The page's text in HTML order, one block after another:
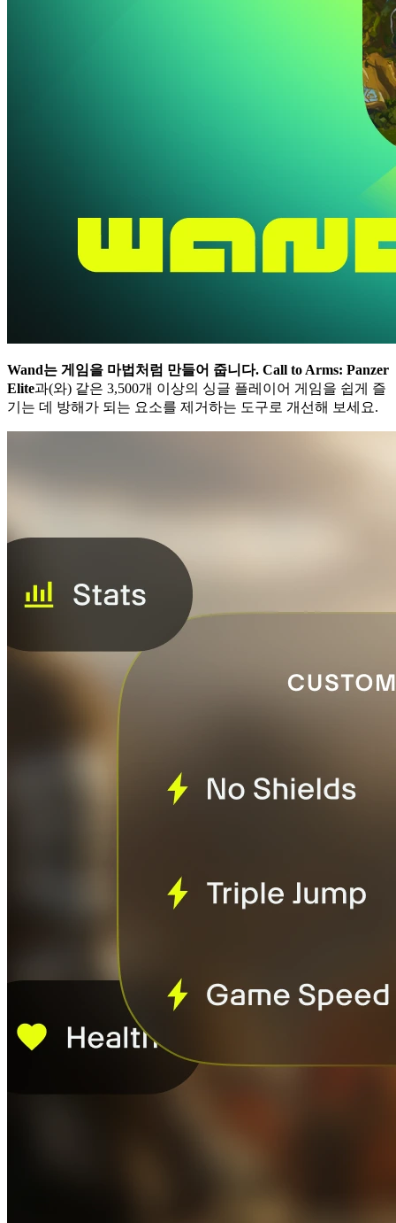
Wand는 게임을 마법처럼 만들어 줍니다. Call to Arms: Panzer
Elite과(와) 같은 3,500개 이상의 싱글 플레이어 게임을 쉽게 즐
기는 데 방해가 되는 요소를 제거하는 도구로 개선해 보세요.